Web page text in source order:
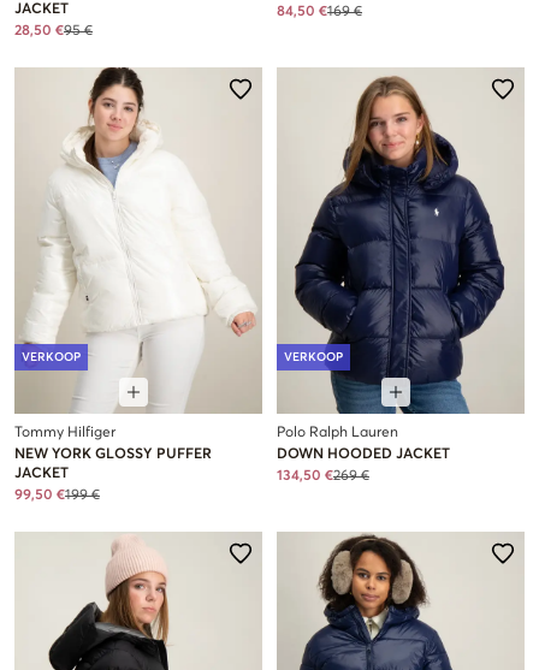
JACKET
28,50 €95 €
84,50 €169 €
VERKOOP
Tommy Hilfiger
NEW YORK GLOSSY PUFFER
JACKET
99,50 €199 €
VERKOOP
Polo Ralph Lauren
DOWN HOODED JACKET
134,50 €269 €